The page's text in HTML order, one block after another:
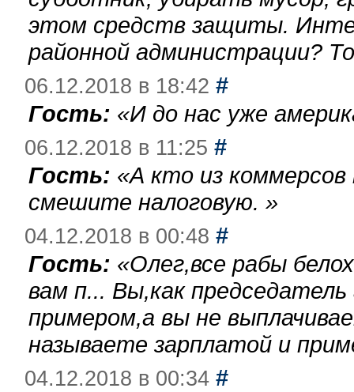
этом средств защиты.
районной администрации?
06.12.2018 в 18:42 #
Гость: «И до нас уже
06.12.2018 в 11:25 #
Гость: «А кто из
смешите налоговую. »
04.12.2018 в 00:48 #
Гость: «Олег,все рабы
вам п... Вы,как
примером,а вы не
называете зарплатой и
04.12.2018 в 00:34 #